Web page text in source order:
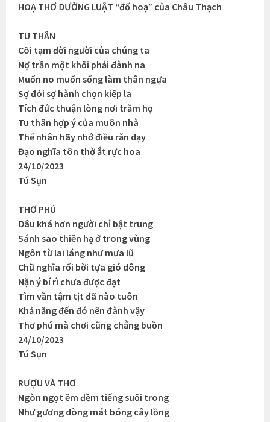
HOẠ THƠ ĐƯỜNG LUẬT “đố hoạ” của Châu Thạch
TU THÂN
Cõi tạm đời người của chúng ta
Nợ trần một khối phải đành na
Muốn no muốn sống làm thân ngựa
Sợ đói sợ hành chọn kiếp la
Tích đức thuận lòng nơi trăm họ
Tu thân hợp ý của muôn nhà
Thế nhân hãy nhớ điều răn dạy
Đạo nghĩa tôn thờ ắt rực hoa
24/10/2023
Tú Sụn
THƠ PHÚ
Đâu khá hơn người chỉ bật trung
Sánh sao thiên hạ ở trong vùng
Ngôn từ lai láng như mưa lũ
Chữ nghĩa rối bời tựa gió dông
Nặn ý bí rì chưa được đạt
Tìm vần tậm tịt đã nào tuôn
Khả năng đến đó nên đành vậy
Thơ phú mà chơi cũng chẳng buồn
24/10/2023
Tú Sụn
RƯỢU VÀ THƠ
Ngòn ngọt êm đềm tiếng suối trong
Như gương dòng mát bóng cây lồng